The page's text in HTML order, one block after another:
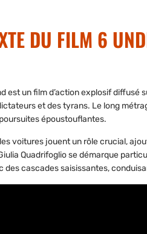
DU FILM 6
est un film d’action explosif
et des tyrans. Le long
époustouflantes.
voitures jouent un rôle crucial,
Quadrifoglio se démarque
des cascades saisissantes,